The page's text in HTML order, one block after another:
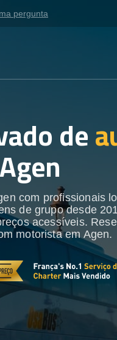
pergunta
de
com profissionais
de grupo desde
acessíveis.
motorista em Agen.